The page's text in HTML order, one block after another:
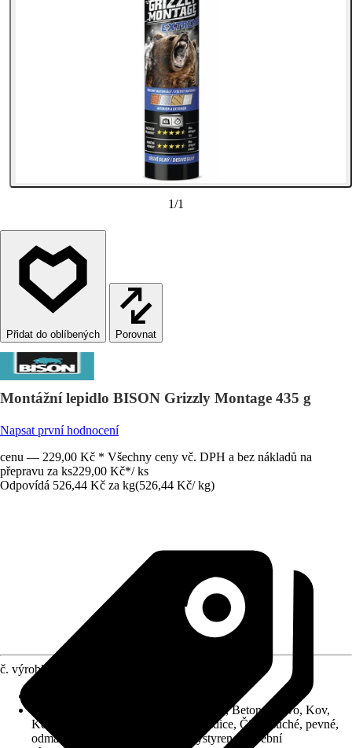
1/1
Porovnat
Montážní lepidlo BISON Grizzly Montage 435 g
Napsat první hodnocení
cenu — 229,00 Kč * Všechny ceny vč. DPH a bez nákladů na
přepravu za ks229,00 Kč*/ ks
Odpovídá 526,44 Kč za kg(526,44 Kč/ kg)
č. výrobku
Hladké podklady, Beton, Dřevo, Kov,
Keramika, Sklo, Kámen, PVC, Dlaždice, Čisté, suché, pevné,
odmaštěné a nosné podklady, Polystyren, Stavební